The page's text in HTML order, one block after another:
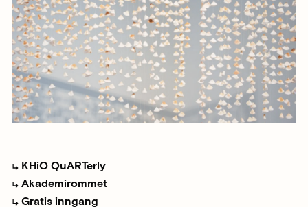
KHiO QuARTerly
Akademirommet
Gratis inngang